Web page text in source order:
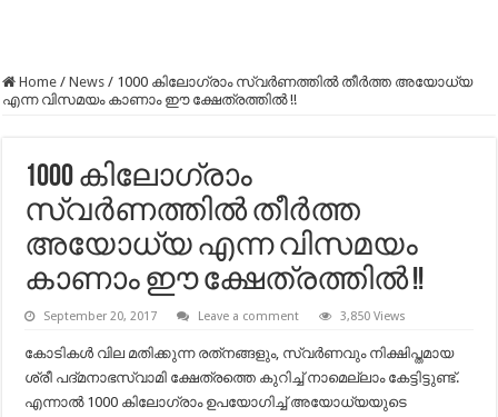
Home / News / 1000 കിലോഗ്രാം സ്വർണത്തിൽ തീർത്ത അയോധ്യ
എന്ന വിസമയം കാണാം ഈ ക്ഷേത്രത്തിൽ !!
1000 കിലോഗ്രാം
സ്വർണത്തിൽ തീർത്ത
അയോധ്യ എന്ന വിസമയം
കാണാം ഈ ക്ഷേത്രത്തിൽ !!
September 20, 2017 Leave a comment 3,850 Views
കോടികൾ വില മതിക്കുന്ന രത്‌നങ്ങളും, സ്വർണവും നിക്ഷിപ്തമായ
ശ്രീ പദ്മനാഭസ്വാമി ക്ഷേത്രത്തെ കുറിച്ച് നാമെല്ലാം കേട്ടിട്ടുണ്ട്.
എന്നാൽ 1000 കിലോഗ്രാം ഉപയോഗിച്ച് അയോധ്യയുടെ